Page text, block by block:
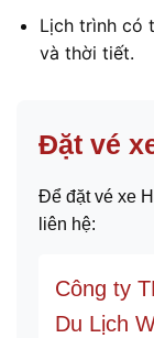
Lịch trình có
và thời tiết.
Đặt vé
Để đặt vé xe
liên hệ:
Công ty
Du Lịch